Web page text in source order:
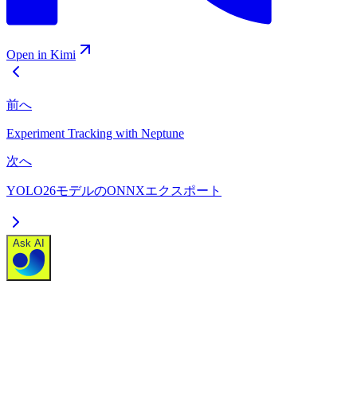
Open in Kimi
前へ
Experiment Tracking with Neptune
次へ
YOLO26モデルのONNXエクスポート
Ask AI